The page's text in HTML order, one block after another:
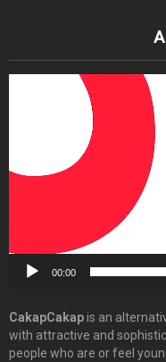
00:00
CakapCakapis an
with attractive and
people who are or feel